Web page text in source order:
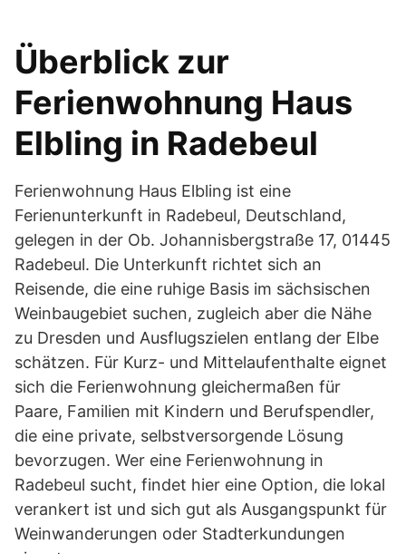
Überblick zur
Ferienwohnung Haus
Elbling in Radebeul
Ferienwohnung Haus Elbling ist eine
Ferienunterkunft in Radebeul, Deutschland,
gelegen in der Ob. Johannisbergstraße 17, 01445
Radebeul. Die Unterkunft richtet sich an
Reisende, die eine ruhige Basis im sächsischen
Weinbaugebiet suchen, zugleich aber die Nähe
zu Dresden und Ausflugszielen entlang der Elbe
schätzen. Für Kurz- und Mittelaufenthalte eignet
sich die Ferienwohnung gleichermaßen für
Paare, Familien mit Kindern und Berufspendler,
die eine private, selbstversorgende Lösung
bevorzugen. Wer eine Ferienwohnung in
Radebeul sucht, findet hier eine Option, die lokal
verankert ist und sich gut als Ausgangspunkt für
Weinwanderungen oder Stadterkundungen